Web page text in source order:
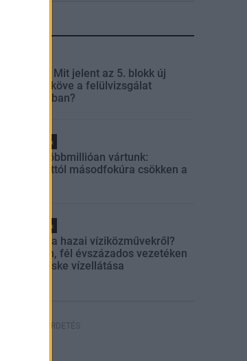
Paks II.: Mit jelent az 5. blokk új
mérföldköve a felülvizsgálat
árnyékában?
Helyi hírek
Amire többmillióan vártunk:
szombattól másodfokúra csökken a
Helyi hírek
Látlelet a hazai víziközművekről?
Egyetlen, fél évszázados vezetéken
múlt Bicske vízellátása
HIRDETÉS